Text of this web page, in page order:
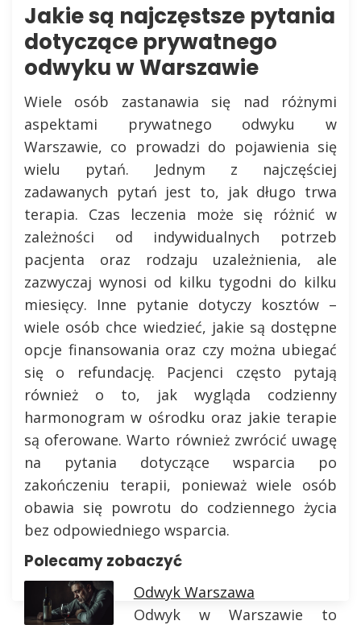
Jakie są najczęstsze pytania
dotyczące prywatnego
odwyku w Warszawie
Wiele osób zastanawia się nad różnymi
aspektami prywatnego odwyku w
Warszawie, co prowadzi do pojawienia się
wielu pytań. Jednym z najczęściej
zadawanych pytań jest to, jak długo trwa
terapia. Czas leczenia może się różnić w
zależności od indywidualnych potrzeb
pacjenta oraz rodzaju uzależnienia, ale
zazwyczaj wynosi od kilku tygodni do kilku
miesięcy. Inne pytanie dotyczy kosztów –
wiele osób chce wiedzieć, jakie są dostępne
opcje finansowania oraz czy można ubiegać
się o refundację. Pacjenci często pytają
również o to, jak wygląda codzienny
harmonogram w ośrodku oraz jakie terapie
są oferowane. Warto również zwrócić uwagę
na pytania dotyczące wsparcia po
zakończeniu terapii, ponieważ wiele osób
obawia się powrotu do codziennego życia
bez odpowiedniego wsparcia.
Polecamy zobaczyć
Odwyk Warszawa
Odwyk w Warszawie to